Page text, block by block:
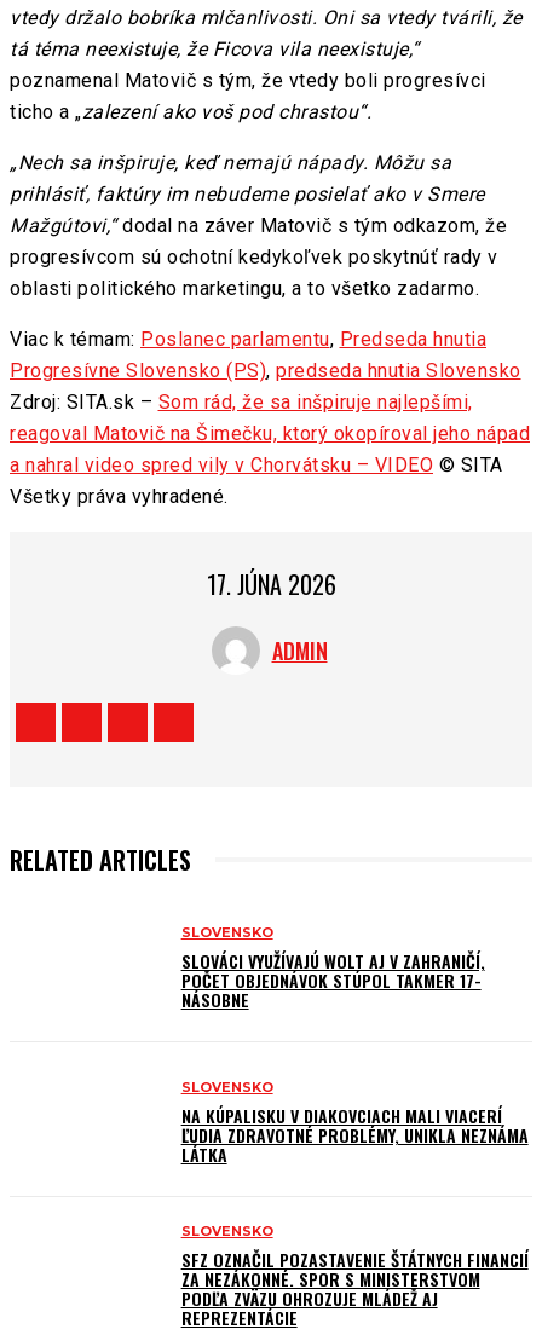
vtedy držalo bobríka mlčanlivosti. Oni sa vtedy tvárili, že
tá téma neexistuje, že Ficova vila neexistuje,“
poznamenal Matovič s tým, že vtedy boli progresívci
ticho a „zalezení ako voš pod chrastou“.
„Nech sa inšpiruje, keď nemajú nápady. Môžu sa
prihlásiť, faktúry im nebudeme posielať ako v Smere
Mažgútovi,“dodal na záver Matovič s tým odkazom, že
progresívcom sú ochotní kedykoľvek poskytnúť rady v
oblasti politického marketingu, a to všetko zadarmo.
Viac k témam: Poslanec parlamentu, Predseda hnutia
Progresívne Slovensko (PS), predseda hnutia Slovensko
Zdroj: SITA.sk – Som rád, že sa inšpiruje najlepšími,
reagoval Matovič na Šimečku, ktorý okopíroval jeho nápad
a nahral video spred vily v Chorvátsku – VIDEO © SITA
Všetky práva vyhradené.
17. JÚNA 2026
ADMIN
RELATED ARTICLES
SLOVENSKO
SLOVÁCI VYUŽÍVAJÚ WOLT AJ V ZAHRANIČÍ,
POČET OBJEDNÁVOK STÚPOL TAKMER 17-
NÁSOBNE
SLOVENSKO
NA KÚPALISKU V DIAKOVCIACH MALI VIACERÍ
ĽUDIA ZDRAVOTNÉ PROBLÉMY, UNIKLA NEZNÁMA
LÁTKA
SLOVENSKO
SFZ OZNAČIL POZASTAVENIE ŠTÁTNYCH FINANCIÍ
ZA NEZÁKONNÉ. SPOR S MINISTERSTVOM
PODĽA ZVÄZU OHROZUJE MLÁDEŽ AJ
REPREZENTÁCIE